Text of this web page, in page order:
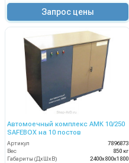
Запрос цены
Автомоечный комплекс АМК 10/250
SAFEBOX на 10 постов
Артикул
7896873
Вес
850 кг
Габариты (ДхШхВ)
2400х800х1800